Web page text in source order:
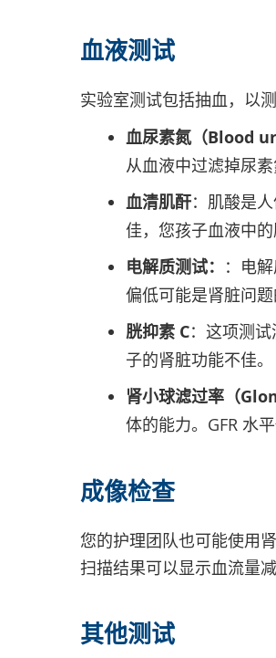
血液测试
实验室测试包括抽血，以
血尿素氮（Blood
从血液中过滤掉尿
血清肌酐：肌酸是
佳，您孩子血液中
电解质测试： ：电
偏低可能是肾脏问题
胱抑素 C：这项测
子的肾脏功能不佳。
肾小球滤过率（
体的能力。GFR 水
成像检查
您的护理团队也可能使用
扫描结果可以显示血流量
其他测试